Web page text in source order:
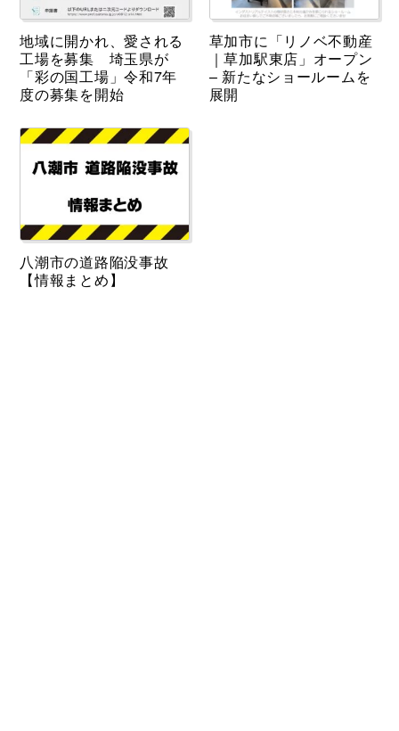
地域に開かれ、愛される
工場を募集 埼玉県が
「彩の国工場」令和7年
度の募集を開始
草加市に「リノベ不動産
｜草加駅東店」オープン
– 新たなショールームを
展開
八潮市の道路陥没事故
【情報まとめ】